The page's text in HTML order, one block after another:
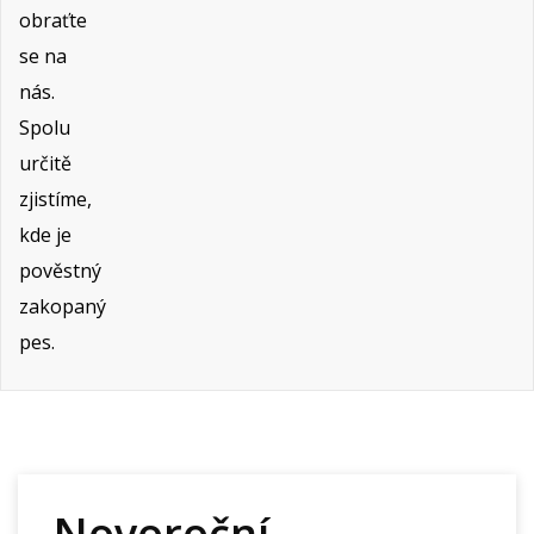
obraťte
se na
nás.
Spolu
určitě
zjistíme,
kde je
pověstný
zakopaný
pes.